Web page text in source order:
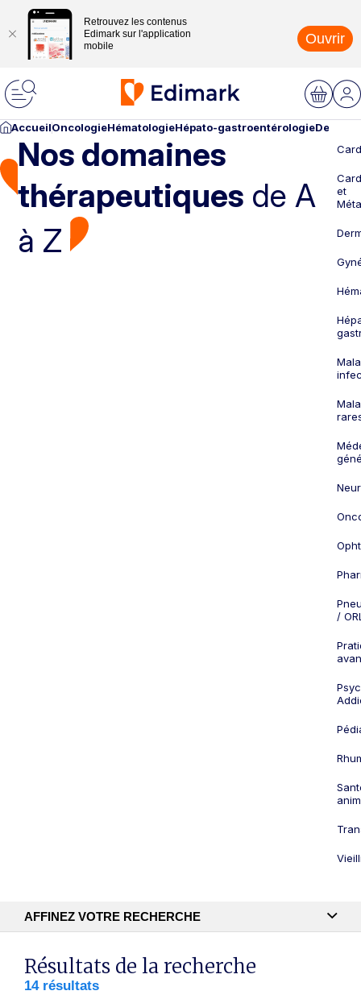
Retrouvez les contenus
Edimark sur l'application
mobile
Ouvrir
AccueilOncologieHématologieHépato-gastroentérologie
Nos domaines
thérapeutiques de A
à Z
et
/
AFFINEZ VOTRE RECHERCHE
Recherche textuelle
Résultats de la recherche
14 résultats